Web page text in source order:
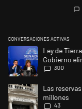
CONVERSACIONES ACTIVAS
Este listado muestra
Un artículo deLey de
Gobierno
300
Un artículo de
Las
millones
43